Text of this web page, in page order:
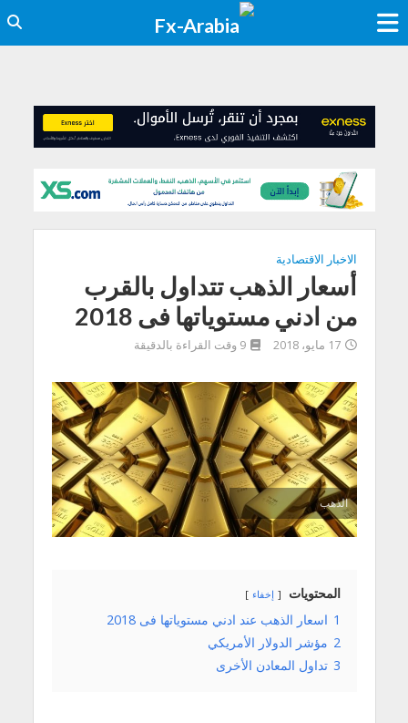
الاخبار الاقتصادية
أسعار الذهب تتداول بالقرب
من ادني مستوياتها فى 2018
17 مايو، 2018 9 وقت القراءة بالدقيقة
الذهب
المحتويات إخفاء
1 اسعار الذهب عند ادني مستوياتها فى 2018
2 مؤشر الدولار الأمريكي
3 تداول المعادن الأخرى